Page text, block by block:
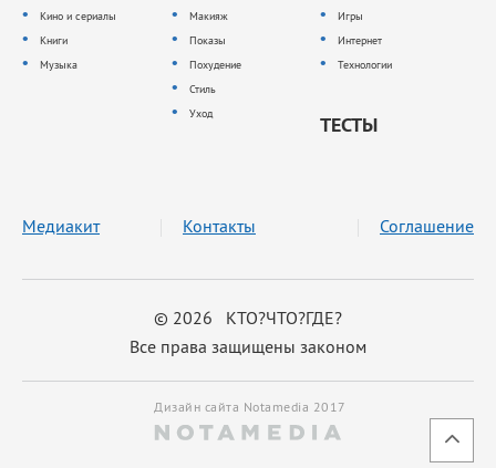
Кино и сериалы
Книги
Музыка
Макияж
Показы
Похудение
Стиль
Уход
Игры
Интернет
Технологии
ТЕСТЫ
© 2026 КТО?ЧТО?ГДЕ?
Все права защищены законом
Медиакит Контакты Соглашение
Дизайн сайта Notamedia 2017